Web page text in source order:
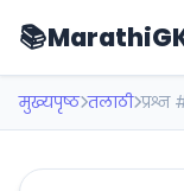
📚
मुख्यपृष्ठ तलाठी प्रश्न